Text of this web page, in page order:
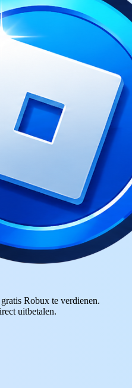
Robux te verdienen.
uitbetalen.